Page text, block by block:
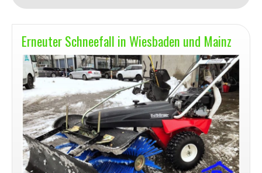
Umgebung
Erneuter Schneefall in Wiesbaden und Mainz